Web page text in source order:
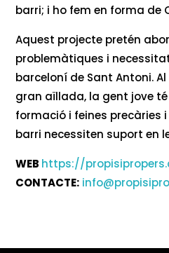
barri; i ho fem en forma de
Aquest projecte pretén
problemàtiques i
barceloní de Sant Antoni.
gran aïllada, la gent jove
formació i feines precàries
barri necessiten suport en
WEB https://
CONTACTE: